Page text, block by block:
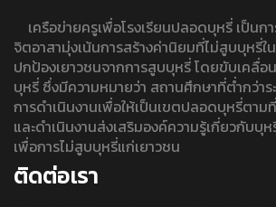
เครือข่ายครูเพื่อโรงเรียนปลอดบุหรี่ เป็นก
จิตอาสามุ่งเน้นการสร้างค่านิยมที่ไม่สูบบุหรี่ใ
ปกป้องเยาวชนจากการสูบบุหรี่ โดยขับเคลื่อ
บุหรี่ ซึ่งมีความหมายว่า สถานศึกษาที่ต่ำกว่า
การดำเนินงานเพื่อให้เป็นเขตปลอดบุหรี่ตา
และดำเนินงานส่งเสริมองค์ความรู้เกี่ยวกับบุ
เพื่อการไม่สูบบุหรี่แก่เยาวชน
ติดต่อเรา